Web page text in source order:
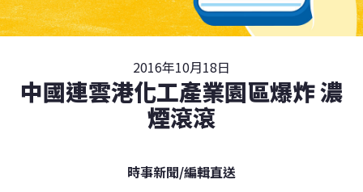
2016年10月18日
中國連雲港化工產業園區爆炸 濃
煙滾滾
時事新聞/編輯直送